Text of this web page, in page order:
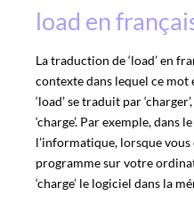
load en
La traduction de ‘load’ en
contexte dans lequel ce mot
‘load’ se traduit par
‘charge’. Par exemple, dans
l’informatique, lorsque vous
programme sur votre
‘charge’ le logiciel dans la